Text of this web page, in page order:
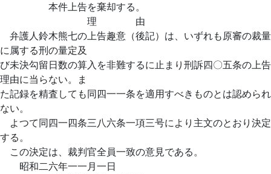
本件上告を棄却する。
理 由
弁護人鈴木熊七の上告趣意（後記）は、いずれも原審の裁量
に属する刑の量定及
び未決勾留日数の算入を非難するに止まり刑訴四〇五条の上告
理由に当らない。ま
た記録を精査しても同四一一条を適用すべきものとは認められ
ない。
よつて同四一四条三八六条一項三号により主文のとおり決定
する。
この決定は、裁判官全員一致の意見である。
昭和二六年一一月一日